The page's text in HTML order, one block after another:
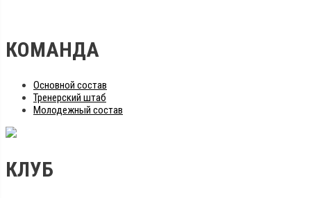
КОМАНДА
Основной состав
Тренерский штаб
Молодежный состав
КЛУБ